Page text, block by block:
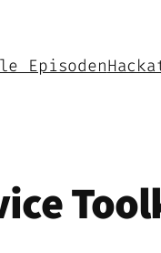
Episoden